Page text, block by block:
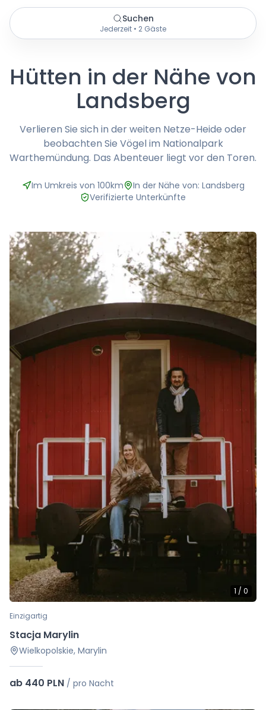
Suchen
Jederzeit • 2 Gäste
Hütten in der Nähe von
Landsberg
Verlieren Sie sich in der weiten Netze-Heide oder
beobachten Sie Vögel im Nationalpark
Warthemündung. Das Abenteuer liegt vor den Toren.
Im Umkreis von 100km
In der Nähe von: Landsberg
Verifizierte Unterkünfte
1 / 0
Einzigartig
Stacja Marylin
Wielkopolskie, Marylin
ab 440 PLN / pro Nacht